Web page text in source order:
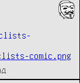
comic.png